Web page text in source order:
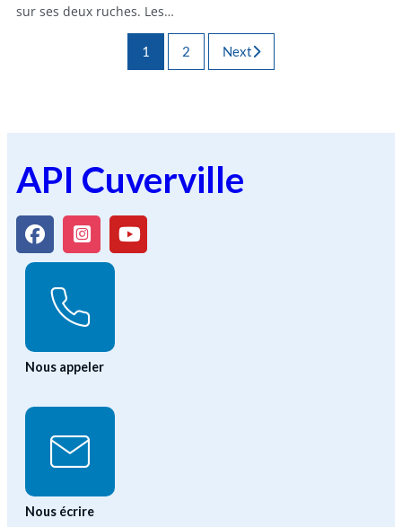
sur ses deux ruches. Les…
1 2 Next
API Cuverville
Nous appeler
Nous écrire